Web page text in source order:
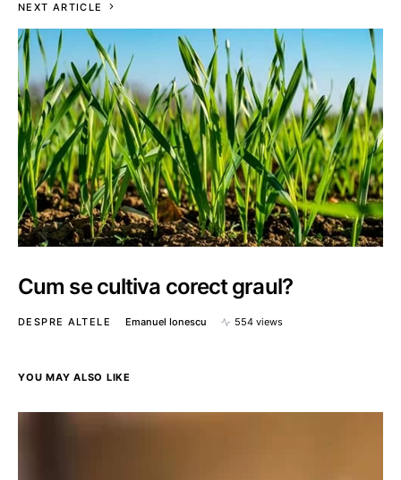
NEXT ARTICLE
Cum se cultiva corect graul?
DESPRE ALTELE Emanuel Ionescu 554 views
YOU MAY ALSO LIKE